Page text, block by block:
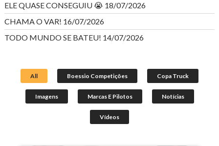
ELE QUASE CONSEGUIU 😭 18/07/2026
CHAMA O VAR! 16/07/2026
TODO MUNDO SE BATEU! 14/07/2026
All Boessio Competições Copa Truck
Imagens Marcas E Pilotos Notícias
Vídeos